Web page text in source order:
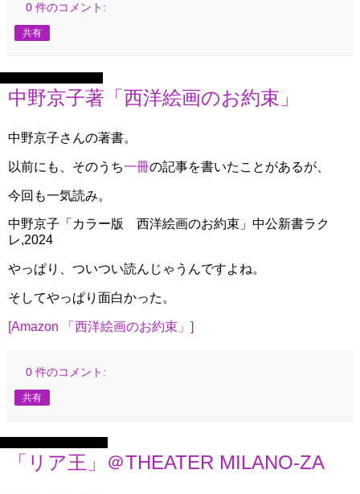
0 件のコメント:
共有
中野京子著「西洋絵画のお約束」
中野京子さんの著書。
以前にも、そのうち一冊の記事を書いたことがあるが、
今回も一気読み。
中野京子「カラー版 西洋絵画のお約束」中公新書ラク
レ,2024
やっぱり、ついつい読んじゃうんですよね。
そしてやっぱり面白かった。
[Amazon 「西洋絵画のお約束」]
0 件のコメント:
共有
「リア王」＠THEATER MILANO-ZA